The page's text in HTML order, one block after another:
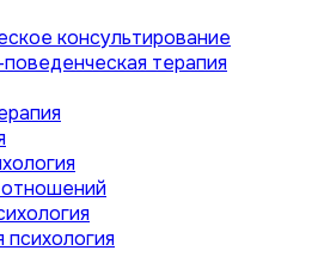
консультирование
терапия
психология